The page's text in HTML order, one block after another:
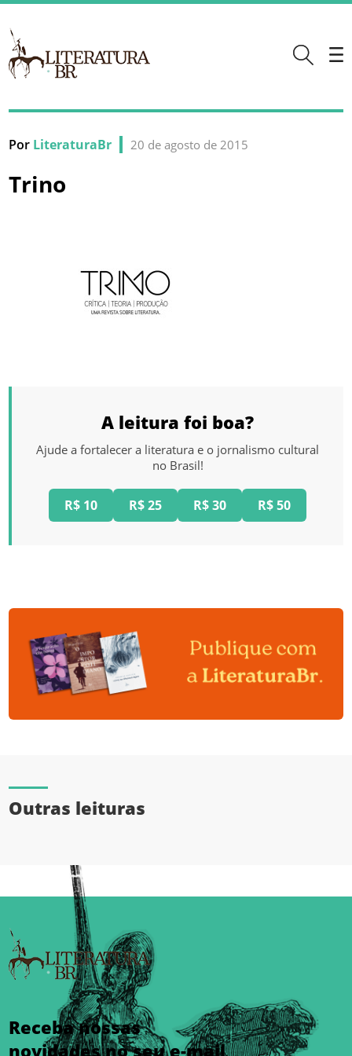
Por LiteraturaBr 20 de agosto de 2015
Trino
A leitura foi boa?
Ajude a fortalecer a literatura e o jornalismo cultural
no Brasil!
R$ 10 R$ 25 R$ 30 R$ 50
Outras leituras
Receba nossas
novidades no seu e-mail